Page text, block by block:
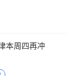
本周四再冲